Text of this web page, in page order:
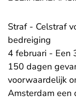
Straf - Celstraf
bedreiging
4 februari - Een
150 dagen
voorwaardelijk
Amsterdam een